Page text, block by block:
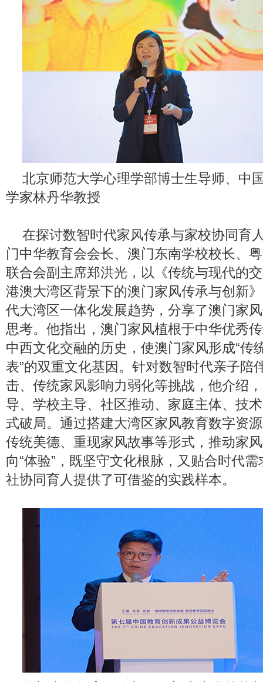
北京师范大学心理学部博士生导师、中
学家林丹华教授
在探讨数智时代家风传承与家校协同育
门中华教育会会长、澳门东南学校校长、
联合会副主席郑洪光，以《传统与现代的
港澳大湾区背景下的澳门家风传承与创新
代大湾区一体化发展趋势，分享了澳门家
思考。他指出，澳门家风植根于中华优秀
中西文化交融的历史，使澳门家风形成“传
表”的双重文化基因。针对数智时代亲子陪
击、传统家风影响力弱化等挑战，他介绍
导、学校主导、社区推动、家庭主体、技
式破局。通过搭建大湾区家风教育数字资
传统美德、重现家风故事等形式，推动家
向“体验”，既坚守文化根脉，又贴合时代
社协同育人提供了可借鉴的实践样本。